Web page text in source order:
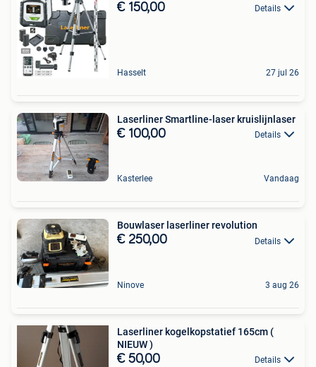
€ 150,00 Details
Hasselt 27 jul 26
Laserliner Smartline-laser kruislijnlaser
€ 100,00 Details
Kasterlee Vandaag
Bouwlaser laserliner revolution
€ 250,00 Details
Ninove 3 aug 26
Laserliner kogelkopstatief 165cm (
NIEUW )
€ 50,00 Details